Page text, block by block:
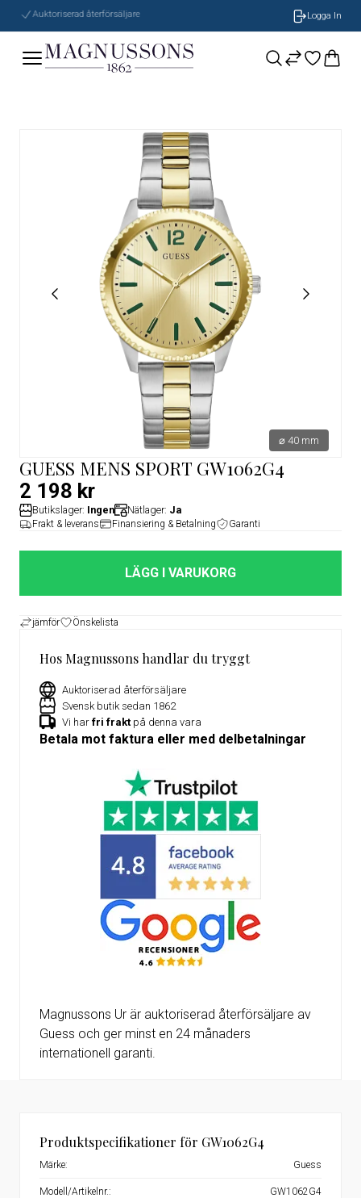
Auktoriserad återförsäljare Logga In
⌀ 40 mm
GUESS MENS SPORT GW1062G4
2 198 kr
Butikslager: Ingen Nätlager: Ja
Frakt & leverans Finansiering & Betalning Garanti
LÄGG I VARUKORG
jämför Önskelista
Hos Magnussons handlar du tryggt
Auktoriserad återförsäljare
Svensk butik sedan 1862
Vi har fri frakt på denna vara
Betala mot faktura eller med delbetalningar
Magnussons Ur är auktoriserad återförsäljare av
Guess och ger minst en 24 månaders
internationell garanti.
Produktspecifikationer för GW1062G4
Märke: Guess
Modell/Artikelnr.: GW1062G4